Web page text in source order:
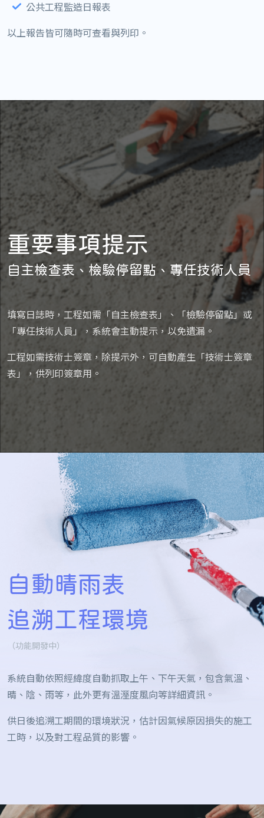
公共工程監造日報表
以上報告皆可隨時可查看與列印。
重要事項提示
自主檢查表、檢驗停留點、專任技術人員
填寫日誌時，工程如需「自主檢查表」、「檢驗停留點」或
「專任技術人員」，系統會主動提示，以免遺漏。
工程如需技術士簽章，除提示外，可自動產生「技術士簽章
表」，供列印簽章用。
自動晴雨表
追溯工程環境
（功能開發中）
系統自動依照經緯度自動抓取上午、下午天氣，包含氣溫、
晴、陰、雨等，此外更有溫溼度風向等詳細資訊。
供日後追溯工期間的環境狀況，估計因氣候原因損失的施工
工時，以及對工程品質的影響。